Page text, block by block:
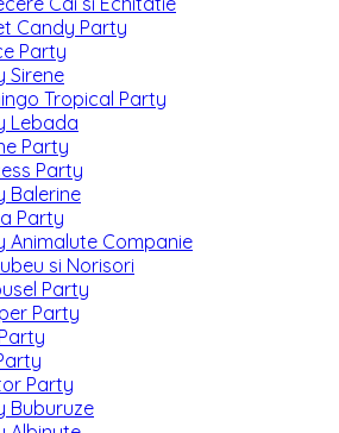
Candy Party
Party
Sirene
Tropical Party
Lebada
Party
Party
Balerine
Party
Animalute Companie
si Norisori
Party
Party
Party
Buburuze